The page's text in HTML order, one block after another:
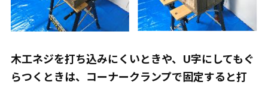
木工ネジを打ち込みにくいときや、U字にしてもぐ
らつくときは、コーナークランプで固定すると打